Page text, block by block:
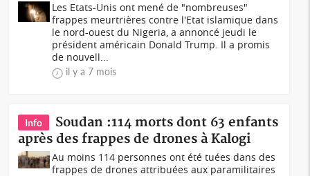
Les Etats-Unis ont mené de "nombreuses"
frappes meurtrières contre l'Etat islamique dans
le nord-ouest du Nigeria, a annoncé jeudi le
président américain Donald Trump. Il a promis
de nouvell...
il y a 7 mois
Info
Soudan :114 morts dont 63 enfants
après des frappes de drones à Kalogi
Au moins 114 personnes ont été tuées dans des
frappes de drones attribuées aux paramilitaires